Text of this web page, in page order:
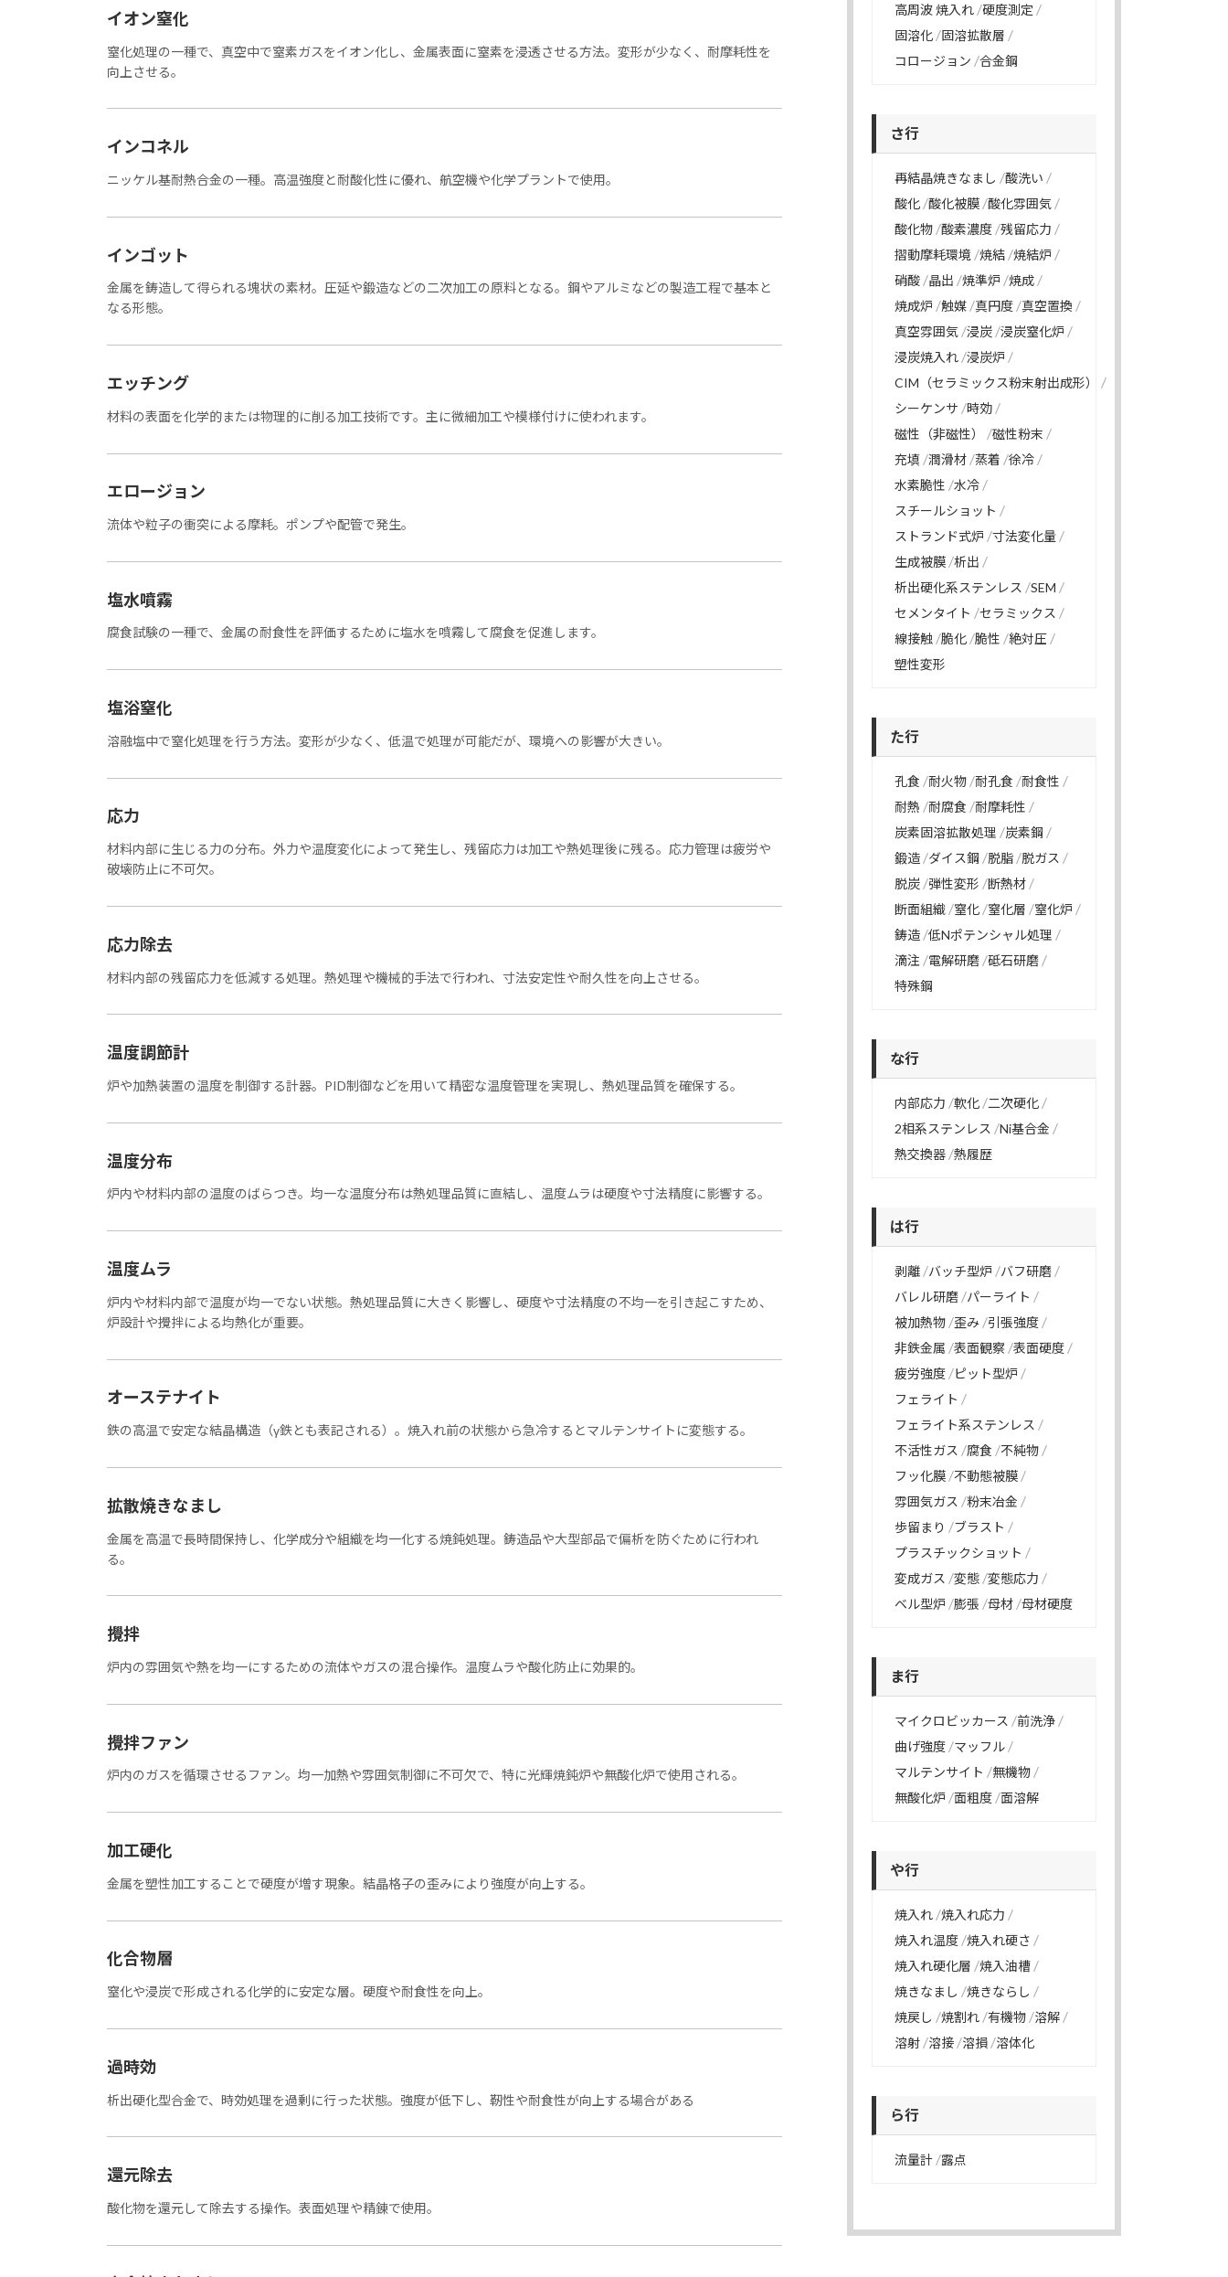
イオン窒化
窒化処理の一種で、真空中で窒素ガスをイオン化し、金属表面に窒素を浸透させる方法。変形が少なく、耐摩耗性を
向上させる。
インコネル
ニッケル基耐熱合金の一種。高温強度と耐酸化性に優れ、航空機や化学プラントで使用。
インゴット
金属を鋳造して得られる塊状の素材。圧延や鍛造などの二次加工の原料となる。鋼やアルミなどの製造工程で基本と
なる形態。
エッチング
材料の表面を化学的または物理的に削る加工技術です。主に微細加工や模様付けに使われます。
エロージョン
流体や粒子の衝突による摩耗。ポンプや配管で発生。
塩水噴霧
腐食試験の一種で、金属の耐食性を評価するために塩水を噴霧して腐食を促進します。
塩浴窒化
溶融塩中で窒化処理を行う方法。変形が少なく、低温で処理が可能だが、環境への影響が大きい。
応力
材料内部に生じる力の分布。外力や温度変化によって発生し、残留応力は加工や熱処理後に残る。応力管理は疲労や
破壊防止に不可欠。
応力除去
材料内部の残留応力を低減する処理。熱処理や機械的手法で行われ、寸法安定性や耐久性を向上させる。
温度調節計
炉や加熱装置の温度を制御する計器。PID制御などを用いて精密な温度管理を実現し、熱処理品質を確保する。
温度分布
炉内や材料内部の温度のばらつき。均一な温度分布は熱処理品質に直結し、温度ムラは硬度や寸法精度に影響する。
温度ムラ
炉内や材料内部で温度が均一でない状態。熱処理品質に大きく影響し、硬度や寸法精度の不均一を引き起こすため、
炉設計や攪拌による均熱化が重要。
オーステナイト
鉄の高温で安定な結晶構造（γ鉄とも表記される）。焼入れ前の状態から急冷するとマルテンサイトに変態する。
拡散焼きなまし
金属を高温で長時間保持し、化学成分や組織を均一化する焼鈍処理。鋳造品や大型部品で偏析を防ぐために行われ
る。
攪拌
炉内の雰囲気や熱を均一にするための流体やガスの混合操作。温度ムラや酸化防止に効果的。
攪拌ファン
炉内のガスを循環させるファン。均一加熱や雰囲気制御に不可欠で、特に光輝焼鈍炉や無酸化炉で使用される。
加工硬化
金属を塑性加工することで硬度が増す現象。結晶格子の歪みにより強度が向上する。
化合物層
窒化や浸炭で形成される化学的に安定な層。硬度や耐食性を向上。
過時効
析出硬化型合金で、時効処理を過剰に行った状態。強度が低下し、靭性や耐食性が向上する場合がある
還元除去
酸化物を還元して除去する操作。表面処理や精錬で使用。
高周波 焼入れ 硬度測定
固溶化 固溶拡散層
コロージョン 合金鋼
さ行
再結晶焼きなまし
酸洗い
酸化 酸化被膜 酸化雰囲気
酸化物 酸素濃度 残留応力
摺動摩耗環境 焼結 焼結炉
硝酸 晶出 焼準炉 焼成
焼成炉 触媒 真円度 真空置換
真空雰囲気 浸炭 浸炭窒化炉
浸炭焼入れ 浸炭炉
CIM（セラミックス粉末射出成形）
シーケンサ 時効
磁性（非磁性）
磁性粉末
充填 潤滑材 蒸着 徐冷
水素脆性 水冷
スチールショット
ストランド式炉 寸法変化量
生成被膜 析出
析出硬化系ステンレス
SEM
セメンタイト
セラミックス
線接触 脆化 脆性 絶対圧
塑性変形
た行
孔食 耐火物 耐孔食 耐食性
耐熱 耐腐食 耐摩耗性
炭素固溶拡散処理
炭素鋼
鍛造 ダイス鋼 脱脂 脱ガス
脱炭 弾性変形 断熱材
断面組織 窒化 窒化層
窒化炉
鋳造 低Nポテンシャル処理
滴注
電解研磨 砥石研磨
特殊鋼
な行
内部応力 軟化 二次硬化
2相系ステンレス
Ni基合金
熱交換器 熱履歴
は行
剥離 バッチ型炉 バフ研磨
バレル研磨 パーライト
被加熱物 歪み 引張強度
非鉄金属 表面観察 表面硬度
疲労強度
ピット型炉
フェライト
フェライト系ステンレス
不活性ガス
腐食 不純物
フッ化膜 不動態被膜
雰囲気ガス
粉末冶金
歩留まり
ブラスト
プラスチックショット
変成ガス
変態 変態応力
ベル型炉 膨張 母材 母材硬度
ま行
マイクロビッカース
前洗浄
曲げ強度 マッフル
マルテンサイト
無機物
無酸化炉 面粗度 面溶解
や行
焼入れ 焼入れ応力
焼入れ温度 焼入れ硬さ
焼入れ硬化層 焼入油槽
焼きなまし
焼きならし
焼戻し
焼割れ 有機物 溶解
溶射 溶接 溶損 溶体化
ら行
流量計 露点